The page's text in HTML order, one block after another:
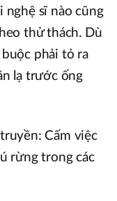
nghệ sĩ nào cũng
thử thách. Dù
phải tỏ ra
lạ trước ống
Cấm việc
rừng trong các